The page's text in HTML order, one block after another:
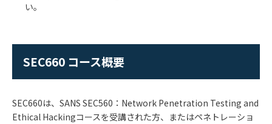
い。
SEC660 コース概要
SEC660は、SANS SEC560：Network Penetration Testing and
Ethical Hackingコースを受講された方、またはペネトレーショ